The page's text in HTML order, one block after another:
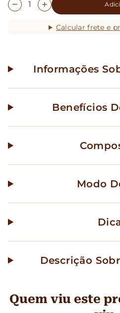
Calcular frete e
Informações
Benefícios
Modo
Descrição
Quem viu este